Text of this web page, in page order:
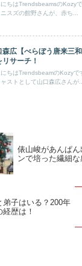
にちはTrendsbeamsのKozy
ニスズの館野さんが、赤ち...
森広【べらぼう唐来三
リサーチ！
にちはTrendsbeamのKozy
ストとして山口森広さんが...
俵山峻があんぱ
ンで培った繊細な
弟子はいる？200年
歴は！